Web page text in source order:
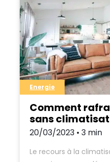
Comment
sans
Energie
20/03/2023 • 3 min
Le recours à la